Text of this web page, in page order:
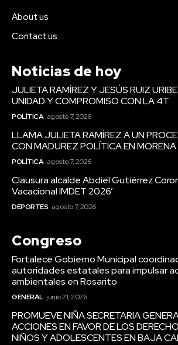
About us
Contact us
Noticias de hoy
JULIETA RAMÍREZ Y JESÚS RUIZ
UNIDAD Y COMPROMISO CON LA 4T
POLÍTICA agosto 7, 2026
LLAMA JULIETA RAMÍREZ A UN
CON MADUREZ POLÍTICA EN MORENA
POLÍTICA agosto 7, 2026
Clausura alcalde Abdiel Gutiérrez
Vacacional IMDET 2026’
DEPORTES agosto 7, 2026
Congreso
Fortalece Gobierno Municipal
autoridades estatales para impulsar
ambientales en Rosarito
GENERAL junio 21, 2026
PROMUEVE NIÑA SECRETARIA
ACCIONES EN FAVOR DE LOS
NIÑOS Y ADOLESCENTES EN BAJA